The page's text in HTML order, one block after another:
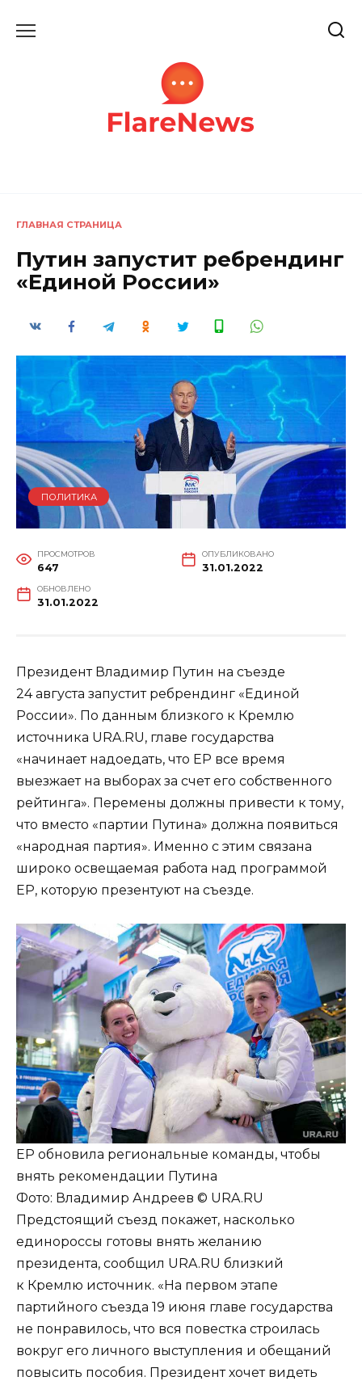
ГЛАВНАЯ СТРАНИЦА
Путин запустит ребрендинг
«Единой России»
ПОЛИТИКА
ПРОСМОТРОВ
647
ОПУБЛИКОВАНО
31.01.2022
ОБНОВЛЕНО
31.01.2022
Президент Владимир Путин на съезде
24 августа запустит ребрендинг «Единой
России». По данным близкого к Кремлю
источника URA.RU, главе государства
«начинает надоедать, что ЕР все время
выезжает на выборах за счет его собственного
рейтинга». Перемены должны привести к тому,
что вместо «партии Путина» должна появиться
«народная партия». Именно с этим связана
широко освещаемая работа над программой
ЕР, которую презентуют на съезде.
ЕР обновила региональные команды, чтобы
внять рекомендации Путина
Фото: Владимир Андреев © URA.RU
Предстоящий съезд покажет, насколько
единороссы готовы внять желанию
президента, сообщил URA.RU близкий
к Кремлю источник. «На первом этапе
партийного съезда 19 июня главе государства
не понравилось, что вся повестка строилась
вокруг его личного выступления и обещаний
повысить пособия. Президент хочет видеть